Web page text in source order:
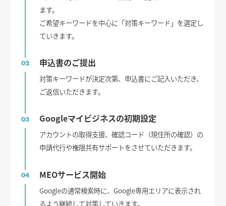
ます。
ご希望キーワードを中心に「対策キーワード」を選定し
ていきます。
02 申込書のご提出
対策キーワードが決定次第、申込書にご記入いただき、
ご返信いただきます。
03 Googleマイビジネスの初期設定
アカウントの取得支援、確認コード（現住所の確認）の
申請代行や権限共有サポートをさせていただきます。
04 MEOサービス開始
Googleの通常検索時に、Google専用エリアに表示され
るよう継続して対策していきます。